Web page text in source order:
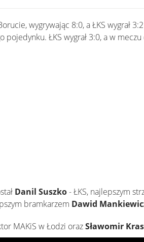
wygrywając 8:0, a ŁKS wygrał
ŁKS wygrał 3:0, a w
Danil Suszko- ŁKS, najlepszym
bramkarzem Dawid
MAKiS w Łodzi orazSławomir